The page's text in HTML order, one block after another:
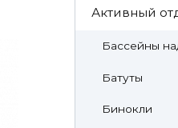
Активный
Бассейны
Батуты
Бинокли